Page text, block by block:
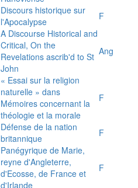
Discours historique sur
l'Apocalypse
F
A Discourse Historical and
Critical, On the
Revelations ascrib'd to St
John
Ang
« Essai sur la religion
naturelle » dans
Mémoires concernant la
théologie et la morale
F
Défense de la nation
britannique
F
Panégyrique de Marie,
reyne d'Angleterre,
d'Ecosse, de France et
d'Irlande
F